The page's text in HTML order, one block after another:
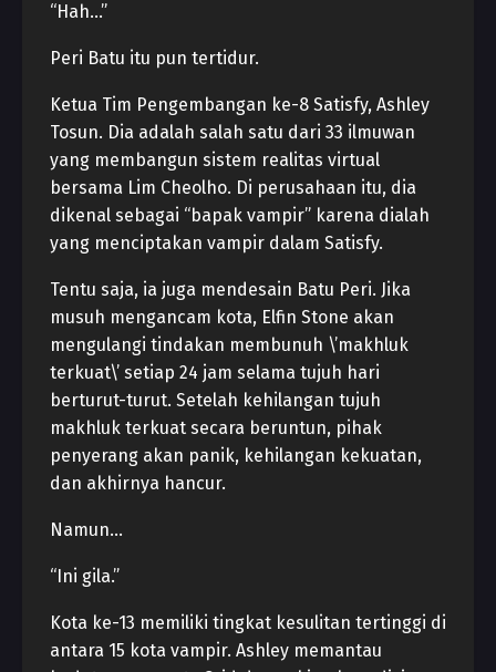
“Hah…”
Peri Batu itu pun tertidur.
Ketua Tim Pengembangan ke-8 Satisfy, Ashley
Tosun. Dia adalah salah satu dari 33 ilmuwan
yang membangun sistem realitas virtual
bersama Lim Cheolho. Di perusahaan itu, dia
dikenal sebagai “bapak vampir” karena dialah
yang menciptakan vampir dalam Satisfy.
Tentu saja, ia juga mendesain Batu Peri. Jika
musuh mengancam kota, Elfin Stone akan
mengulangi tindakan membunuh \’makhluk
terkuat\’ setiap 24 jam selama tujuh hari
berturut-turut. Setelah kehilangan tujuh
makhluk terkuat secara beruntun, pihak
penyerang akan panik, kehilangan kekuatan,
dan akhirnya hancur.
Namun…
“Ini gila.”
Kota ke-13 memiliki tingkat kesulitan tertinggi di
antara 15 kota vampir. Ashley memantau